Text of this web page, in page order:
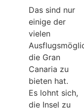
Das sind nur
einige der
vielen
die Gran
Canaria zu
bieten hat.
Es lohnt sich,
die Insel zu